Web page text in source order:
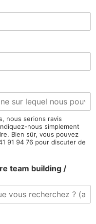
nous serions ravis
nous simplement
Bien sûr, vous pouvez
91 94 76 pour discuter de
team building /